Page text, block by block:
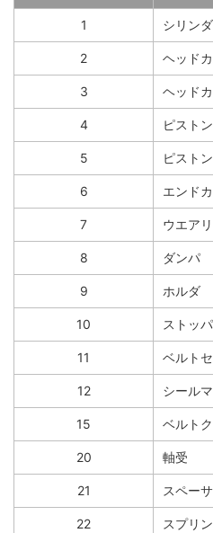
1 シリン
2 ヘッド
3 ヘッド
4 ピスト
5 ピストン
6 エンド
7 ウエア
8 ダンパ
9 ホルダ
10 ストッパ
11 ベルト
12 シール
15 ベルト
20 軸受
21 スペーサ
22 スプリ